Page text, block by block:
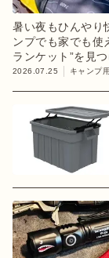
暑い夜もひんやり
ンプでも家でも使
ランケット”を見
【目利きのキャン
2026.07.25 キャンプ